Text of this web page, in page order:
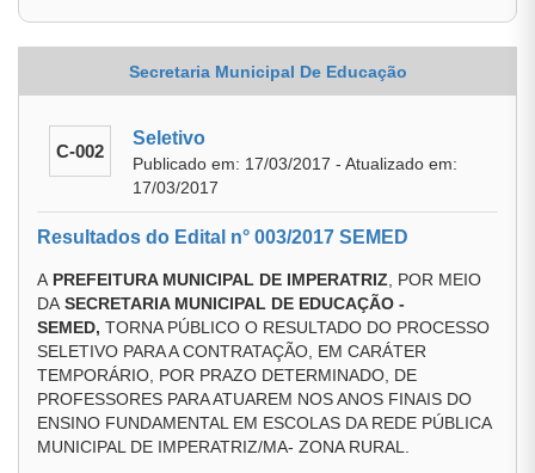
Secretaria Municipal De Educação
C-002
Seletivo
Publicado em: 17/03/2017 - Atualizado em:
17/03/2017
Resultados do Edital n° 003/2017 SEMED
A PREFEITURA MUNICIPAL DE IMPERATRIZ , POR MEIO
DA SECRETARIA MUNICIPAL DE EDUCAÇÃO -
SEMED, TORNA PÚBLICO O RESULTADO DO PROCESSO
SELETIVO PARA A CONTRATAÇÃO, EM CARÁTER
TEMPORÁRIO, POR PRAZO DETERMINADO, DE
PROFESSORES PARA ATUAREM NOS ANOS FINAIS DO
ENSINO FUNDAMENTAL EM ESCOLAS DA REDE PÚBLICA
MUNICIPAL DE IMPERATRIZ/MA- ZONA RURAL.